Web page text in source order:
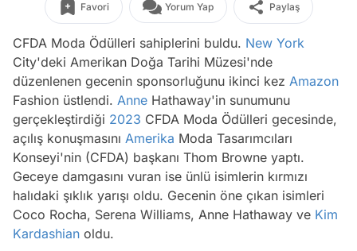
Favori Yorum Yap Paylaş
CFDA Moda Ödülleri sahiplerini buldu. New York
City'deki Amerikan Doğa Tarihi Müzesi'nde
düzenlenen gecenin sponsorluğunu ikinci kez Amazon
Fashion üstlendi. Anne Hathaway'in sunumunu
gerçekleştirdiği 2023 CFDA Moda Ödülleri gecesinde,
açılış konuşmasını Amerika Moda Tasarımcıları
Konseyi'nin (CFDA) başkanı Thom Browne yaptı.
Geceye damgasını vuran ise ünlü isimlerin kırmızı
halıdaki şıklık yarışı oldu. Gecenin öne çıkan isimleri
Coco Rocha, Serena Williams, Anne Hathaway ve Kim
Kardashian oldu.